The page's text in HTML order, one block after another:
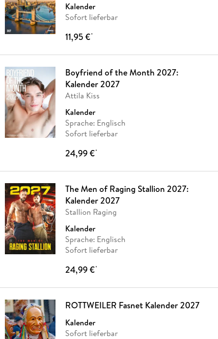
Kalender
Sofort lieferbar
11,95 €*
Boyfriend of the Month 2027:
Kalender 2027
Attila Kiss
Kalender
Sprache: Englisch
Sofort lieferbar
24,99 €*
The Men of Raging Stallion 2027:
Kalender 2027
Stallion Raging
Kalender
Sprache: Englisch
Sofort lieferbar
24,99 €*
ROTTWEILER Fasnet Kalender 2027
Kalender
Sofort lieferbar